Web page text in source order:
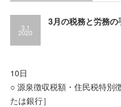
3.1
2020
3月の税務と労務の
10日
○ 源泉徴収税額・住民税特別
たは銀行］